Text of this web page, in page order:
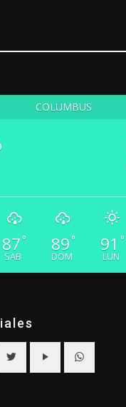
COLUMBUS
87 °
SAB
89 °
DOM
91 °
LUN